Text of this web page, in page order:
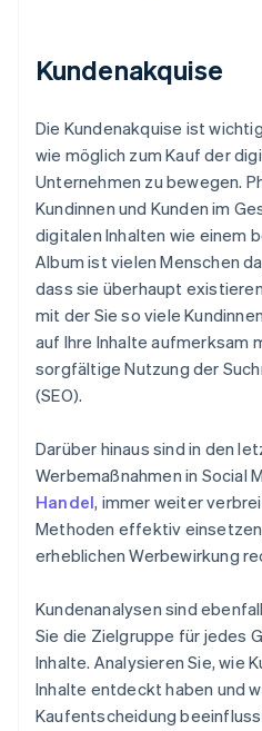
Kundenakquise
Die Kundenakquise ist
wie möglich zum Kauf der
Unternehmen zu bewegen.
Kundinnen und Kunden im
digitalen Inhalten wie einem
Album ist vielen Menschen
dass sie überhaupt
mit der Sie so viele
auf Ihre Inhalte aufmerksam
sorgfältige Nutzung der
(SEO).
Darüber hinaus sind in den
Werbemaßnahmen in Social
Handel, immer weiter
Methoden effektiv
erheblichen Werbewirkung
Kundenanalysen sind
Sie die Zielgruppe für jedes
Inhalte. Analysieren Sie, wie
Inhalte entdeckt haben und
Kaufentscheidung